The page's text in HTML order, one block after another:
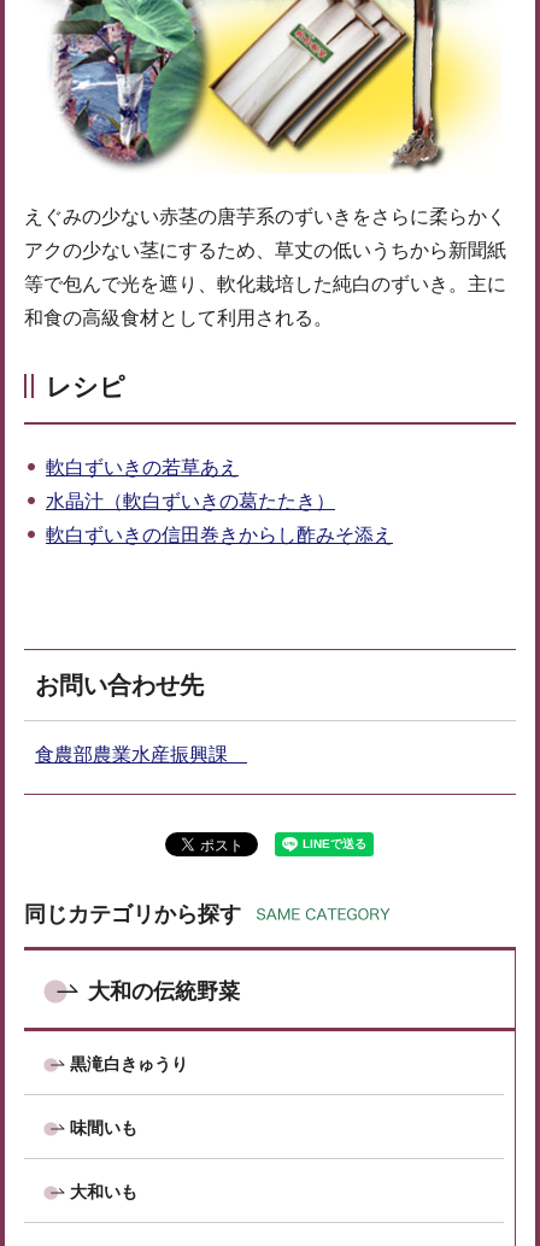
えぐみの少ない赤茎の唐芋系のずいきをさらに柔らかく
アクの少ない茎にするため、草丈の低いうちから新聞紙
等で包んで光を遮り、軟化栽培した純白のずいき。主に
和食の高級食材として利用される。
レシピ
軟白ずいきの若草あえ
水晶汁（軟白ずいきの葛たたき）
軟白ずいきの信田巻きからし酢みそ添え
お問い合わせ先
食農部農業水産振興課
同じカテゴリから探す
大和の伝統野菜
黒滝白きゅうり
味間いも
大和いも